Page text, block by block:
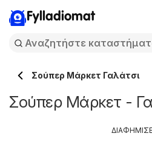
Fylladiomat
Σούπερ Μάρκετ Γαλάτσι
Σούπερ Μάρκετ -